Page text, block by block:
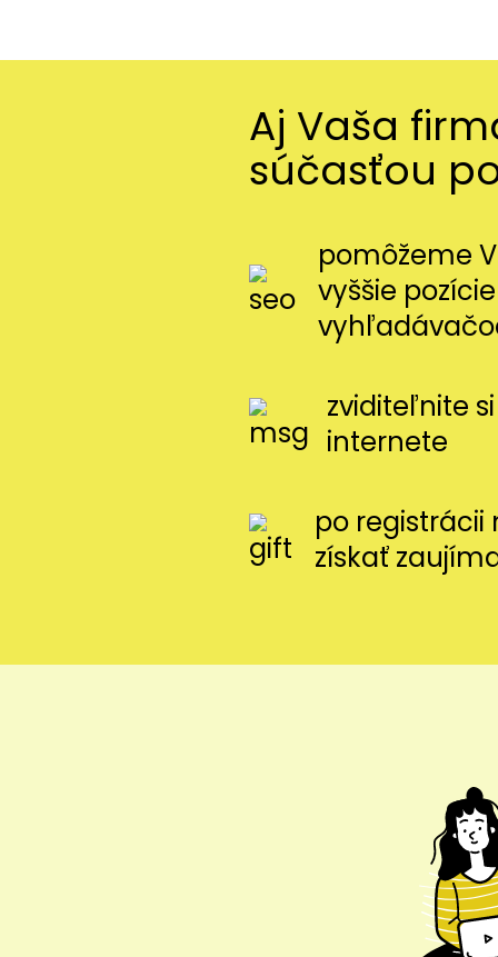
Aj Vaša
súčasťou
pomôžeme
vyššie
zviditeľnite
internete
po
získať